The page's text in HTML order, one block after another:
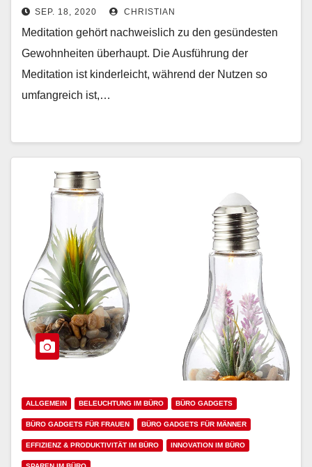
ich die Meditation optimal vor?
SEP. 18, 2020 CHRISTIAN
Meditation gehört nachweislich zu den gesündesten
Gewohnheiten überhaupt. Die Ausführung der
Meditation ist kinderleicht, während der Nutzen so
umfangreich ist,…
ALLGEMEIN BELEUCHTUNG IM BÜRO BÜRO GADGETS
BÜRO GADGETS FÜR FRAUEN BÜRO GADGETS FÜR MÄNNER
EFFIZIENZ & PRODUKTIVITÄT IM BÜRO INNOVATION IM BÜRO